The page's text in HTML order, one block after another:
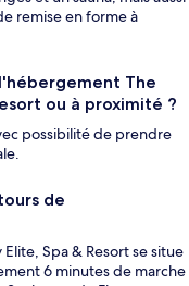
remise en forme à
The
ou à proximité ?
possibilité de prendre
de
Spa & Resort se situe
6 minutes de marche